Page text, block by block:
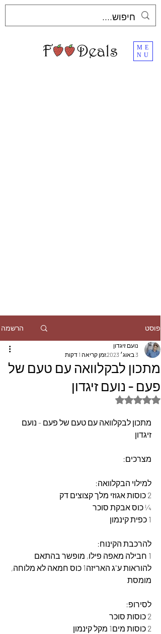
ME
NU
פוסט הרשמה
מתכון לבקלוואה עם טעם של
פעם - נועם זיגדון
נועם זיגדון
3 באוג׳ 2023
זמן קריאה 1 דקות
דירוג של NaN מתוך 5 כוכבים
מתכון לבקלוואה עם טעם של פעם - נועם
זיגדון
מצרכים:
למילוי הבקלוואה:
2 כוסות אגוזי מלך קצוצים דק
¼ כוס אבקת סוכר
1 כפית קינמון
להרכבת הקינוח:
1 חבילה מאפה פילו, מופשר בהתאם
להוראות ע"ג האריזה1 כוס חמאה לא מלוחה,
מומסת
לסירופ:
2 כוסות סוכר
2 כוסות מים1 מקל קינמון